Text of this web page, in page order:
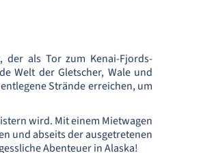
als Tor zum Kenai-Fjords-
Welt der Gletscher, Wale und
Strände erreichen, um
wird. Mit einem Mietwagen
und abseits der ausgetretenen
Abenteuer in Alaska!